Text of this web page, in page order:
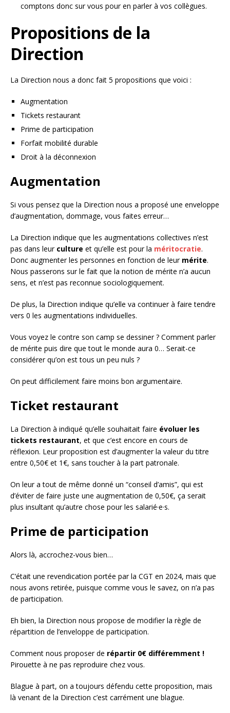
comptons donc sur vous pour en parler à vos collègues.
Propositions de la
Direction
La Direction nous a donc fait 5 propositions que voici :
Augmentation
Tickets restaurant
Prime de participation
Forfait mobilité durable
Droit à la déconnexion
Augmentation
Si vous pensez que la Direction nous a proposé une enveloppe
d’augmentation, dommage, vous faites erreur…
La Direction indique que les augmentations collectives n’est
pas dans leur culture et qu’elle est pour la méritocratie.
Donc augmenter les personnes en fonction de leur mérite.
Nous passerons sur le fait que la notion de mérite n’a aucun
sens, et n’est pas reconnue sociologiquement.
De plus, la Direction indique qu’elle va continuer à faire tendre
vers 0 les augmentations individuelles.
Vous voyez le contre son camp se dessiner ? Comment parler
de mérite puis dire que tout le monde aura 0… Serait-ce
considérer qu’on est tous un peu nuls ?
On peut difficilement faire moins bon argumentaire.
Ticket restaurant
La Direction à indiqué qu’elle souhaitait faire évoluer les
tickets restaurant, et que c’est encore en cours de
réflexion. Leur proposition est d’augmenter la valeur du titre
entre 0,50€ et 1€, sans toucher à la part patronale.
On leur a tout de même donné un “conseil d’amis”, qui est
d’éviter de faire juste une augmentation de 0,50€, ça serait
plus insultant qu’autre chose pour les salarié·e·s.
Prime de participation
Alors là, accrochez-vous bien…
C’était une revendication portée par la CGT en 2024, mais que
nous avons retirée, puisque comme vous le savez, on n’a pas
de participation.
Eh bien, la Direction nous propose de modifier la règle de
répartition de l’enveloppe de participation.
Comment nous proposer de répartir 0€ différemment !
Pirouette à ne pas reproduire chez vous.
Blague à part, on a toujours défendu cette proposition, mais
là venant de la Direction c’est carrément une blague.